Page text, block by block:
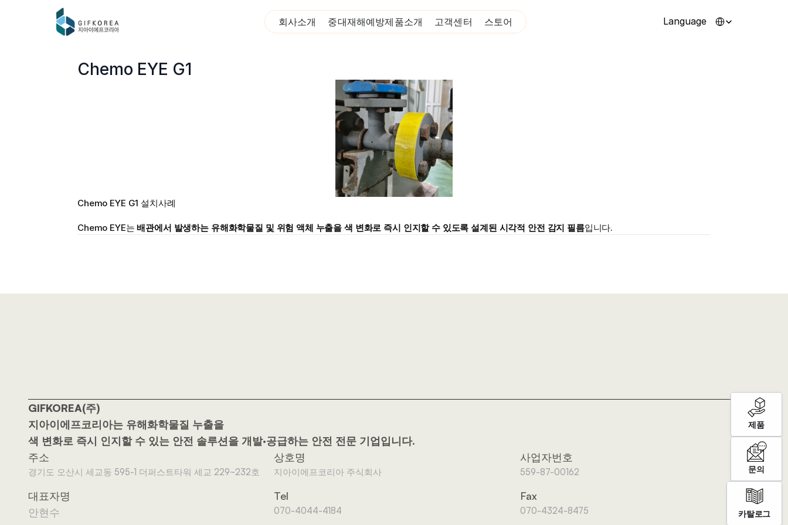
회사소개 중대재해예방제품소개 고객센터 스토어 Language
Chemo EYE G1
Chemo EYE G1 설치사례
Chemo EYE는 배관에서 발생하는 유해화학물질 및 위험 액체 누출을 색 변화로 즉시 인지할 수 있도록 설계된 시각적 안전 감지 필름입니다.
제품
문의
카탈로그
GIFKOREA(주)
지아이에프코리아는 유해화학물질 누출을
색 변화로 즉시 인지할 수 있는 안전 솔루션을 개발·공급하는 안전 전문 기업입니다.
주소
경기도 오산시 세교동 595-1 더퍼스트타워 세교 229~232호
상호명
지아이에프코리아 주식회사
사업자번호
559-87-00162
대표자명
안현수
Tel
070-4044-4184
Fax
070-4324-8475